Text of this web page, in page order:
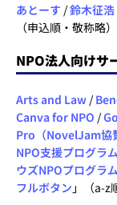
あとーす /鈴木征浩
（申込順・敬称略）
NPO法人向けサ
Arts and Law /
Canva for NPO /
Pro（NovelJam協
NPO支援プログラム
ウズNPOプログラム
フルボタン 」（a-z